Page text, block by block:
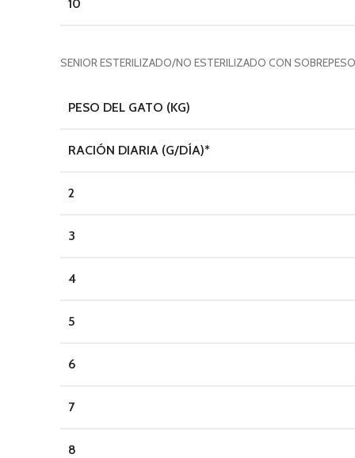
10
SENIOR ESTERILIZADO/NO ESTERILIZADO CON
PESO DEL GATO (KG)
RACIÓN DIARIA (G/DÍA)*
2
3
4
5
6
7
8